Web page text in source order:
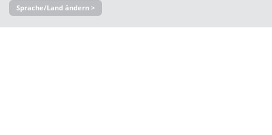
Sprache/Land ändern >